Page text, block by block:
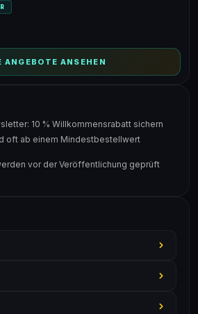
ANGEBOTE ANSEHEN
10 % Willkommensrabatt sichern
oft ab einem Mindestbestellwert
vor der Veröffentlichung geprüft